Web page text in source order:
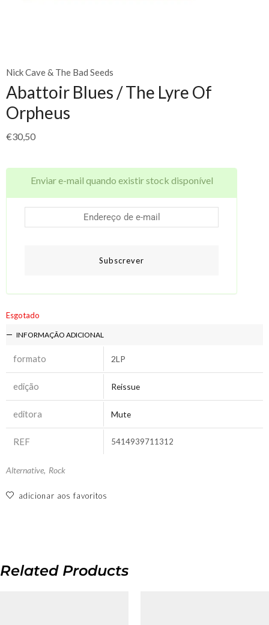
Nick Cave & The Bad Seeds
Abattoir Blues / The Lyre Of
Orpheus
€30,50
Enviar e-mail quando existir stock disponível
Subscrever
Esgotado
INFORMAÇÃO ADICIONAL
formato 2LP
edição Reissue
editora Mute
REF 5414939711312
Alternative, Rock
adicionar aos favoritos
Related Products